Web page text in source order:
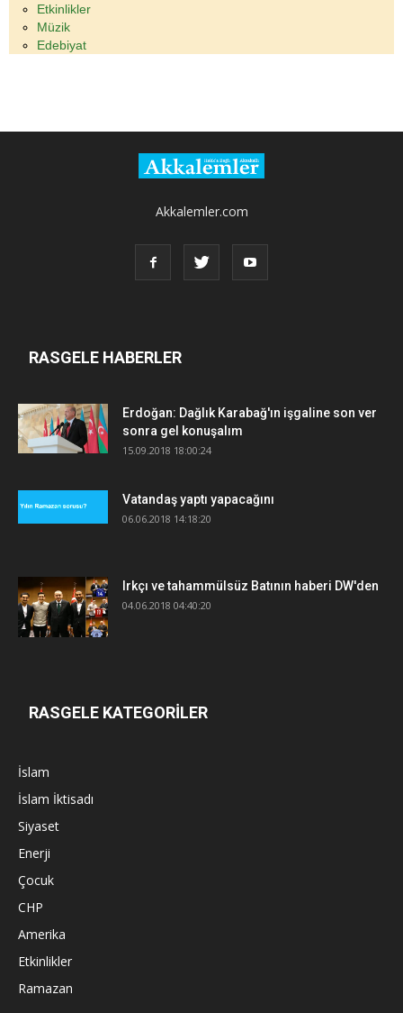
Etkinlikler
Müzik
Edebiyat
Akkalemler.com
RASGELE HABERLER
Erdoğan: Dağlık Karabağ'ın işgaline son ver
sonra gel konuşalım
15.09.2018 18:00:24
Vatandaş yaptı yapacağını
06.06.2018 14:18:20
Irkçı ve tahammülsüz Batının haberi DW'den
04.06.2018 04:40:20
RASGELE KATEGORİLER
İslam
İslam İktisadı
Siyaset
Enerji
Çocuk
CHP
Amerika
Etkinlikler
Ramazan